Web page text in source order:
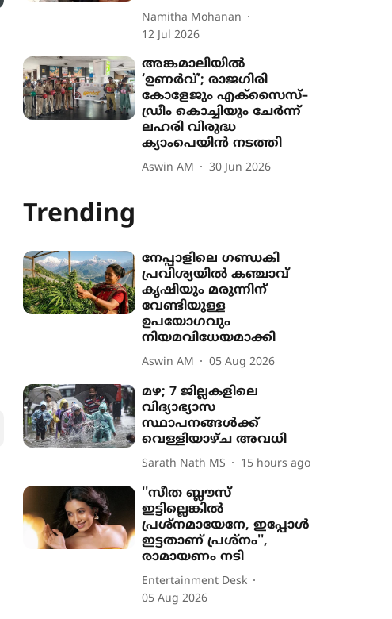
Namitha Mohanan
12 Jul 2026
അങ്കമാലിയിൽ
‘ഉണർവ്’; രാജഗിരി
കോളേജും എക്സൈസ്–
ഡ്രീം കൊച്ചിയും ചേർന്ന്
ലഹരി വിരുദ്ധ
ക‍്യാംപെയിൻ നടത്തി
Aswin AM 30 Jun 2026
Trending
നേപ്പാളിലെ ഗണ്ഡകി
പ്രവിശ‍്യയിൽ കഞ്ചാവ്
കൃഷി‍യും മരുന്നിന്
വേണ്ടിയുള്ള
ഉപയോഗവും
നിയമവിധേയമാക്കി
Aswin AM 05 Aug 2026
മഴ; 7 ജില്ലകളിലെ
വിദ്യാഭ്യാസ
സ്ഥാപനങ്ങൾക്ക്
വെള്ളിയാഴ്ച അവധി
Sarath Nath MS 15 hours ago
''സീത ബ്ലൗസ്
ഇട്ടില്ലെങ്കിൽ
പ്രശ്നമായേനേ, ഇപ്പോൾ
ഇട്ടതാണ് പ്രശ്നം'',
രാമായണം നടി
Entertainment Desk
05 Aug 2026